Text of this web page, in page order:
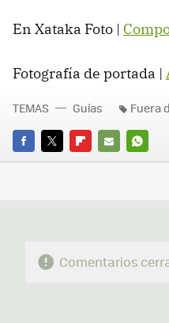
En Xataka Foto |
Fotografía de portada |
FACEBOOK
TWITTERFLIPBOARD
E-
TEMAS Guías Fuera
Comentarios